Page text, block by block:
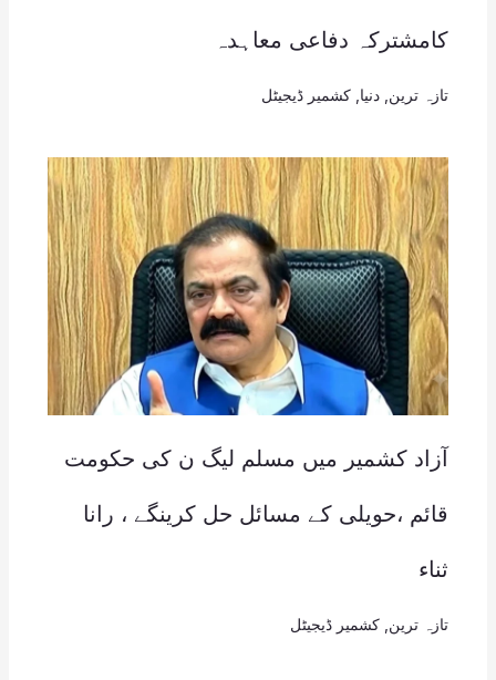
کامشترکہ دفاعی معاہدہ
تازہ ترین دنیا کشمیر ڈیجیٹل
آزاد کشمیر میں مسلم لیگ ن کی حکومت
قائم ،حویلی کے مسائل حل کرینگے ، رانا
ثناء
تازہ ترین کشمیر ڈیجیٹل